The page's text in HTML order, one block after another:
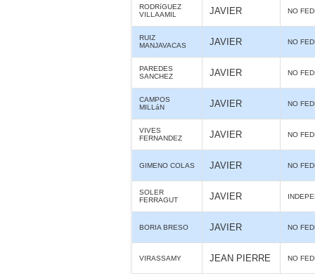
RODRíGUEZ
VILLAAMIL
JAVIER NO
RUIZ
MANJAVACAS
JAVIER NO
PAREDES
SANCHEZ
JAVIER NO
CAMPOS
MILLáN
JAVIER NO
VIVES
FERNANDEZ
JAVIER NO
GIMENO COLAS JAVIER NO
SOLER
FERRAGUT
JAVIER
BORIA BRESO JAVIER NO
VIRASSAMY JEAN PIERRE NO